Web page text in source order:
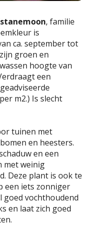
, familie
is
ca. september tot
groen en
hoogte van
een
m2.) Is slecht
tuinen met
en heesters.
en een
met weinig
Deze plant is ook te
een iets zonniger
goed vochthoudend
en laat zich goed